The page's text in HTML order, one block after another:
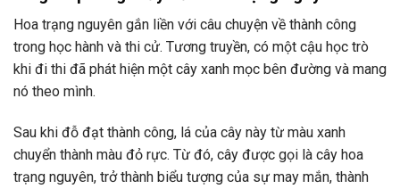
Hoa trạng nguyên gắn liền với câu chuyện về thành công
trong học hành và thi cử. Tương truyền, có một cậu học trò
khi đi thi đã phát hiện một cây xanh mọc bên đường và mang
nó theo mình.
Sau khi đỗ đạt thành công, lá của cây này từ màu xanh
chuyển thành màu đỏ rực. Từ đó, cây được gọi là cây hoa
trạng nguyên, trở thành biểu tượng của sự may mắn, thành